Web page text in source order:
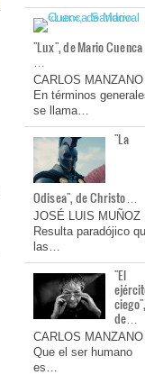
"Lux", de Mario Cuenca
…
CARLOS MANZANO
En términos
se llama…
"La
Odisea", de Christo…
JOSÉ LUIS MUÑOZ
Resulta paradójico
las…
"El
de…
CARLOS MANZANO
Que el ser humano
es…